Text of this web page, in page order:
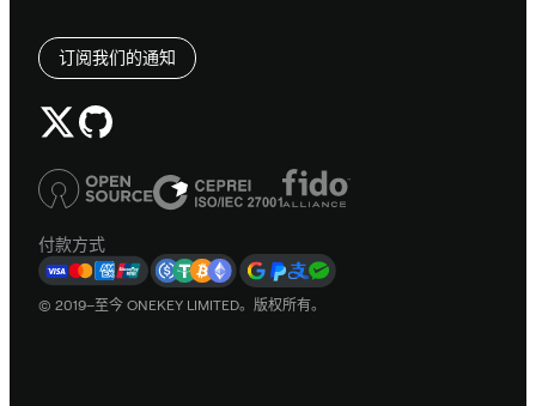
订阅我们的通知
付款方式
© 2019–至今 ONEKEY LIMITED。版权所有。